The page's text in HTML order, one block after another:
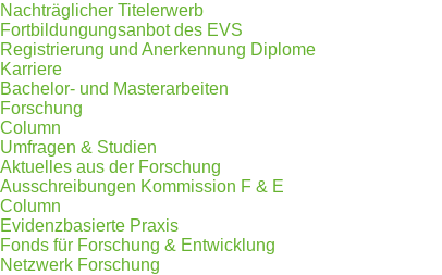
Nachträglicher Titelerwerb
Fortbildungungsanbot des EVS
Registrierung und Anerkennung Diplome
Karriere
Bachelor- und Masterarbeiten
Forschung
Column
Umfragen & Studien
Aktuelles aus der Forschung
Ausschreibungen Kommission F & E
Column
Evidenzbasierte Praxis
Fonds für Forschung & Entwicklung
Netzwerk Forschung